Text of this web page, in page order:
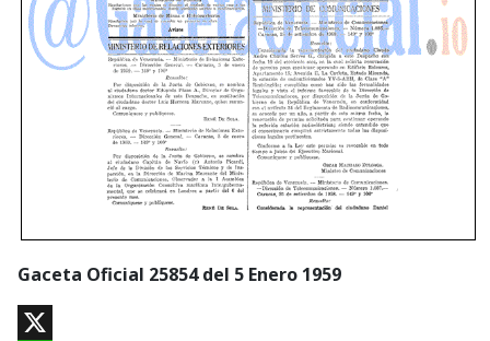
Gaceta Oficial 25854 del 5 Enero 1959